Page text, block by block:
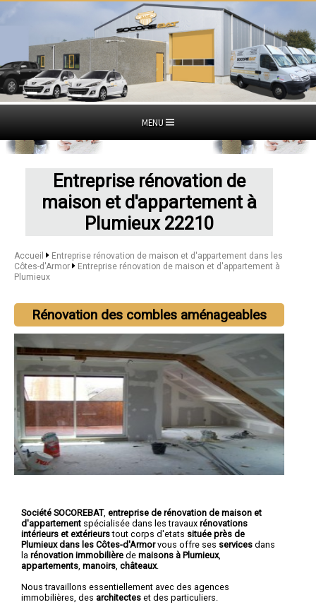
MENU
Entreprise rénovation de
maison et d'appartement à
Plumieux 22210
Accueil
Entreprise rénovation de maison et d'appartement dans les
Côtes-d'Armor
Entreprise rénovation de maison et d'appartement à
Plumieux
Rénovation des combles aménageables
Société SOCOREBAT, entreprise de rénovation de maison et
d'appartement spécialisée dans les travaux rénovations
intérieurs et extérieurstout corps d'etats située près de
Plumieux dans les Côtes-d'Armorvous offre ses services dans
la rénovation immobilière de maisons à Plumieux,
appartements manoirs châteaux.
Nous travaillons essentiellement avec des agences
immobilières, des architectes et des particuliers.